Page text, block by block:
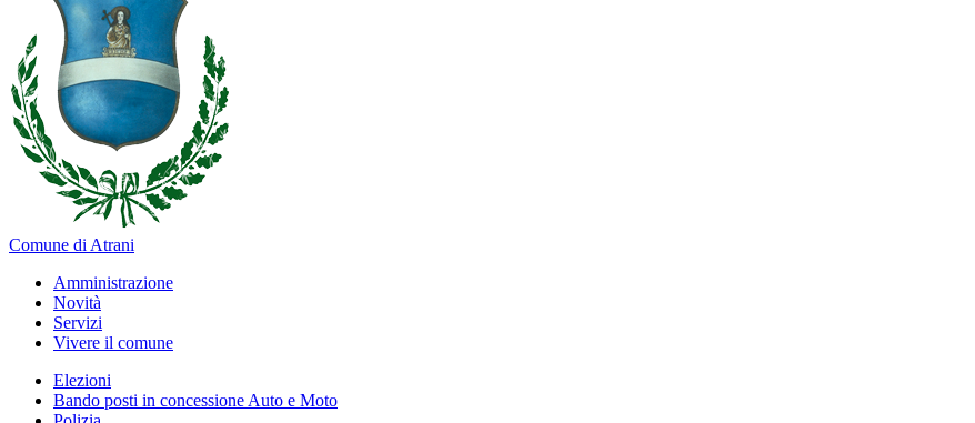
Comune di Atrani
Amministrazione
Novità
Servizi
Vivere il comune
Elezioni
Bando posti in concessione Auto e Moto